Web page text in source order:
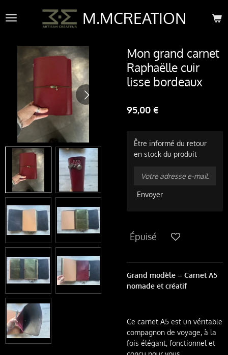
au
M.MCREATION
Mon grand carnet
Raphaëlle cuir
lisse bordeaux
95,00 €
Être informé du retour
en stock du produit
Envoyer
Épuisé
Grand modèle – Carnet A5
nomade et créatif
Ce carnet A5 est un véritable
compagnon de voyage, à la
fois élégant, fonctionnel et